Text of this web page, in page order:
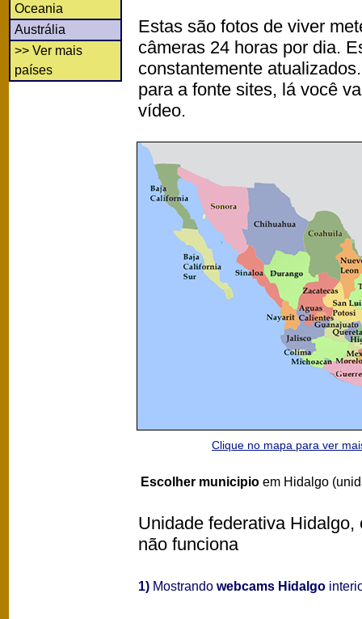
Oceania
Austrália
>> Ver mais
países
Estas são fotos de viver
câmeras 24 horas por dia.
constantemente
para a fonte sites, lá você
vídeo.
Clique no mapa para ver
Escolher municipio em Hidalgo
Unidade federativa
não funciona
1) Mostrando webcams Hidalgo